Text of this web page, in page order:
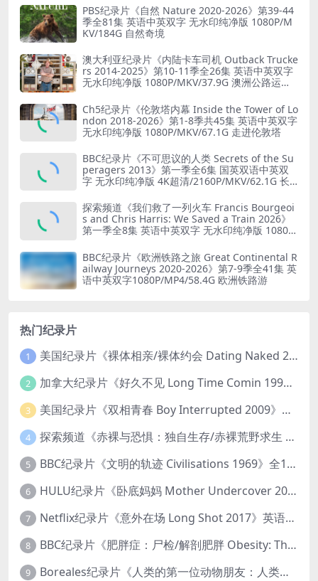
PBS纪录片《自然 Nature 2020-2026》第39-44
季全81集 英语中英双字 无水印纯净版 1080P/M
KV/184G 自然奇境
澳大利亚纪录片《内陆卡车司机 Outback Trucke
rs 2014-2025》第10-11季全26集 英语中英双字
无水印纯净版 1080P/MKV/37.9G 澳洲公路运输
Ch5纪录片《伦敦塔内幕 Inside the Tower of Lo
ndon 2018-2026》第1-8季共45集 英语中英双字
无水印纯净版 1080P/MKV/67.1G 走进伦敦塔
BBC纪录片《不可思议的人类 Secrets of the Su
peragers 2013》第一季全6集 国英双语中英双
字 无水印纯净版 4K超清/2160P/MKV/62.1G 长
探索频道《我们救了一列火车 Francis Bourgeoi
s and Chris Harris: We Saved a Train 2026》
第一季全8集 英语中英双字 无水印纯净版 1080P/
BBC纪录片《欧洲铁路之旅 Great Continental R
ailway Journeys 2020-2026》第7-9季全41集 英
语中英双字1080P/MP4/58.4G 欧洲铁路游
热门纪录片
1 美国纪录片《裸体相亲/裸体约会 Dating Naked 2014-2016》第1-3季全33集 英语中英双字 无水印纯净版 1080P/MKV/85.6G 裸体相亲真人秀
2 加拿大纪录片《好久不见 Long Time Comin 1993》英语中英双字 官方纯净版 1080P/MKV/1G 女同性艺术家
3 美国纪录片《双相青春 Boy Interrupted 2009》英语中英双字 官方纯净版 1080P/MKV/1.43G 青少年躁郁症
4 探索频道《赤裸与恐惧：独自生存/赤裸荒野求生 Naked and Afraid: Solo 2023》第一季全8集 英语中英双字 官方纯净版 高码1080P/MKV/45.4G
5 BBC纪录片《文明的轨迹 Civilisations 1969》全13集 英语中英双字 高清收藏版 1080P/MKV/64.1G 西方艺术史话
6 HULU纪录片《卧底妈妈 Mother Undercover 2023》全4集 英语中英双字 官方纯净版 1080P/MKV/7.6G 拯救孩子
7 Netflix纪录片《意外在场 Long Shot 2017》英语中字 720P/NKV/1.06GB 美国谋杀误判案件
8 BBC纪录片《肥胖症：尸检/解剖肥胖 Obesity: The Post Mortem 2016》英语中英双字 无水印纯净版 1080P/MKV/1.03G
9 Boreales纪录片《人类的第一位动物朋友：人类和狗的神奇故事 Man’s First Friend 2018》英语中英双字 1080P/MP4/1.8G 狗的神奇故事